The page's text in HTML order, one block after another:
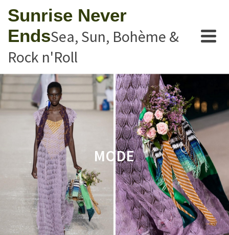
Sunrise Never
EndsSea, Sun, Bohème &
Rock n'Roll
MODE